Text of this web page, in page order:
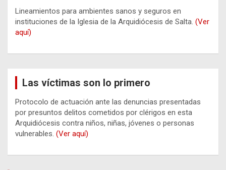
Lineamientos para ambientes sanos y seguros en
instituciones de la Iglesia de la Arquidiócesis de Salta. (Ver
aquí)
Las víctimas son lo primero
Protocolo de actuación ante las denuncias presentadas
por presuntos delitos cometidos por clérigos en esta
Arquidiócesis contra niños, niñas, jóvenes o personas
vulnerables. (Ver aquí)